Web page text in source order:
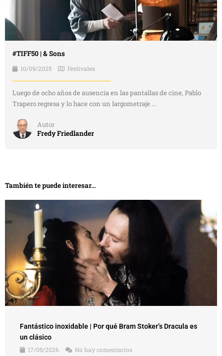
#TIFF50 | & Sons
10/09/2025 Festivales
Luego de ocho años de ausencia en las pantallas de cine, Pablo
Trapero regresa y lo hace con un largometraje ...
Autor
Fredy Friedlander
También te puede interesar...
Fantástico inoxidable | Por qué Bram Stoker’s Dracula es
un clásico
17/05/2026
No hay comentarios